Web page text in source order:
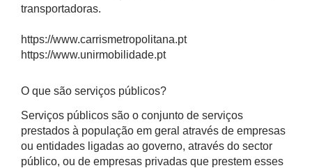
transportadoras.
https://www.carrismetropolitana.pt
https://www.unirmobilidade.pt
O que são serviços públicos?
Serviços públicos são o conjunto de serviços
prestados à população em geral através de empresas
ou entidades ligadas ao governo, através do sector
público, ou de empresas privadas que prestem esses